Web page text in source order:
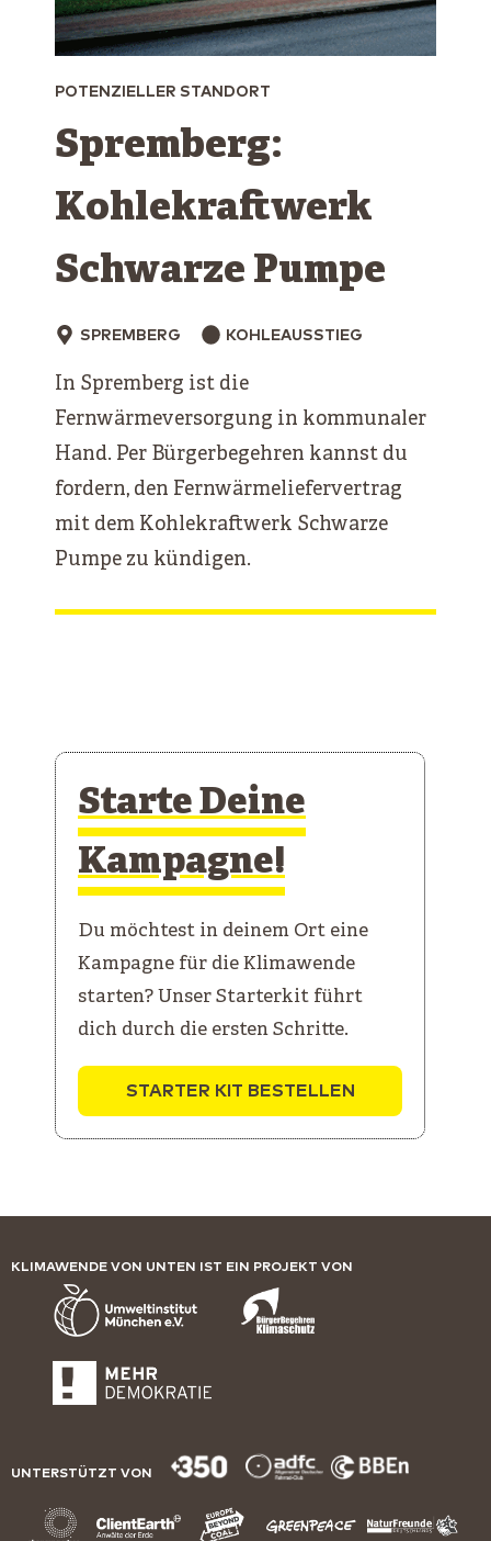
POTENZIELLER STANDORT
Spremberg:
Kohlekraftwerk
Schwarze ­Pumpe
SPREMBERG KOHLEAUSSTIEG
In Spremberg ist die
Fernwärmeversorgung in kommunaler
Hand. Per Bürgerbegehren kannst du
fordern, den Fernwärmeliefervertrag
mit dem Kohlekraftwerk Schwarze
Pumpe zu kündigen.
Starte Deine
Kampagne!
Du möchtest in deinem Ort eine
Kampagne für die Klimawende
starten? Unser Starterkit führt
dich durch die ersten Schritte.
STARTER KIT BESTELLEN
KLIMAWENDE VON UNTEN IST EIN PROJEKT VON
UNTERSTÜTZT VON